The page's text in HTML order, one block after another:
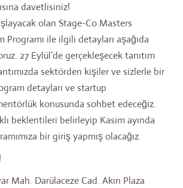
davetlisiniz!
olan Stage-Co Masters
ile ilgili detayları aşağıda
27 Eylül’de gerçekleşecek tanıtım
sektörden kişiler ve sizlerle bir
detayları ve startup
konusunda sohbet edeceğiz.
beklentileri belirleyip Kasım ayında
bir giriş yapmış olacağız.
Mah. Darülaceze Cad. Akın Plaza